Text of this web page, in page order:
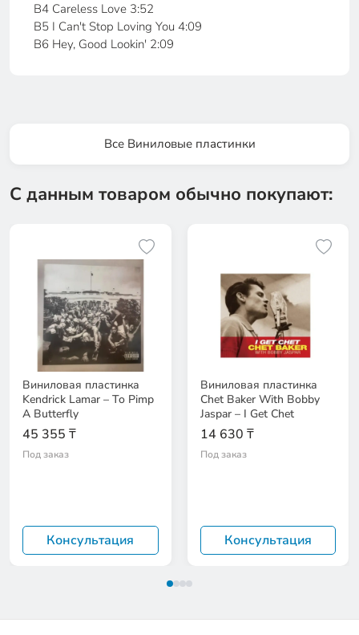
B4 Careless Love 3:52
B5 I Can't Stop Loving You 4:09
B6 Hey, Good Lookin' 2:09
Все Виниловые пластинки
С данным товаром обычно покупают:
Виниловая пластинка
Kendrick Lamar – To Pimp
A Butterfly
45 355 ₸
Под заказ
Консультация
Виниловая пластинка
Chet Baker With Bobby
Jaspar – I Get Chet
14 630 ₸
Под заказ
Консультация